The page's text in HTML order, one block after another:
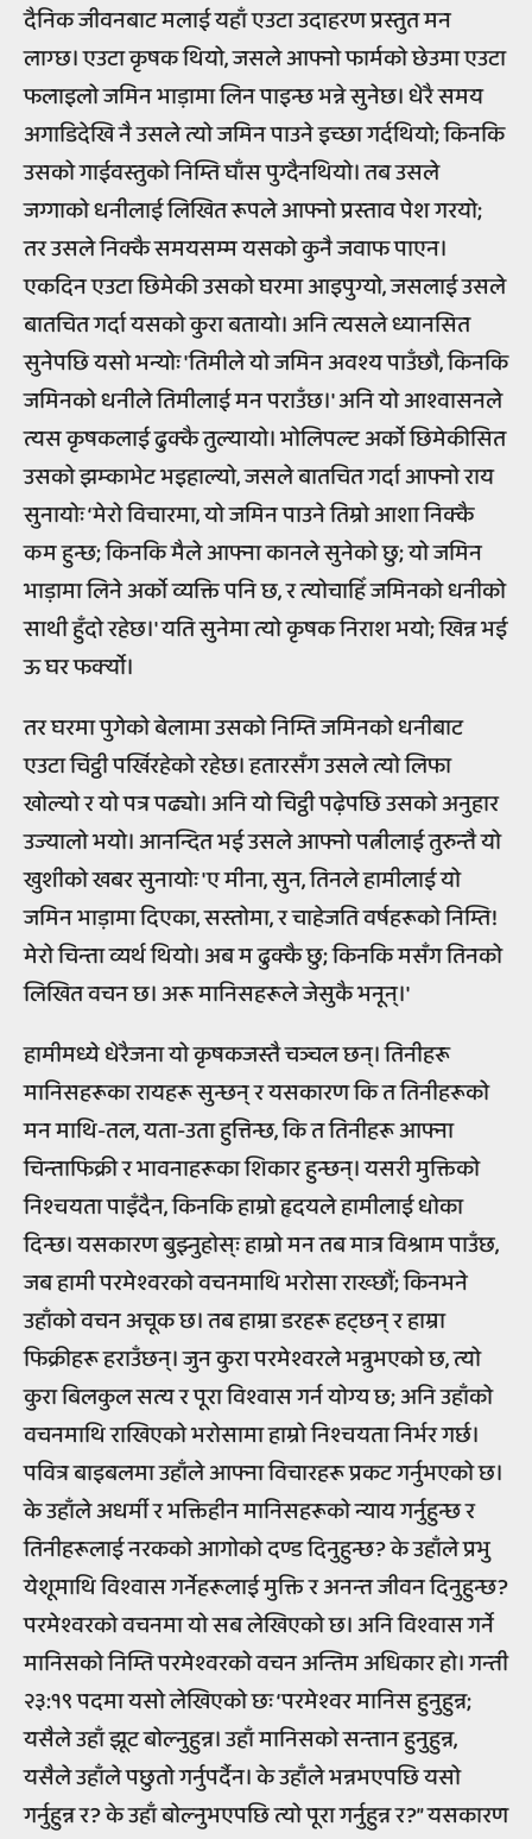
दैनिक जीवनबाट मलाई यहाँ एउटा उदाहरण प्रस्तुत मन
लाग्छ। एउटा कृषक थियो, जसले आफ्नो फार्मको छेउमा एउटा
फलाइलो जमिन भाड़ामा लिन पाइन्छ भन्ने सुनेछ। धेरै समय
अगाडिदेखि नै उसले त्यो जमिन पाउने इच्छा गर्दथियो; किनकि
उसको गाईवस्तुको निम्ति घाँस पुग्दैनथियो। तब उसले
जग्गाको धनीलाई लिखित रूपले आफ्नो प्रस्ताव पेश गरयो;
तर उसले निक्कै समयसम्म यसको कुनै जवाफ पाएन।
एकदिन एउटा छिमेकी उसको घरमा आइपुग्यो, जसलाई उसले
बातचित गर्दा यसको कुरा बतायो। अनि त्यसले ध्यानसित
सुनेपछि यसो भन्योः 'तिमीले यो जमिन अवश्य पाउँछौ, किनकि
जमिनको धनीले तिमीलाई मन पराउँछ।' अनि यो आश्वासनले
त्यस कृषकलाई ढुक्कै तुल्यायो। भोलिपल्ट अर्को छिमेकीसित
उसको झम्काभेट भइहाल्यो, जसले बातचित गर्दा आफ्नो राय
सुनायोः ‘मेरो विचारमा, यो जमिन पाउने तिम्रो आशा निक्कै
कम हुन्छ; किनकि मैले आफ्ना कानले सुनेको छु; यो जमिन
भाड़ामा लिने अर्को व्यक्ति पनि छ, र त्योचाहिँ जमिनको धनीको
साथी हुँदो रहेछ।' यति सुनेमा त्यो कृषक निराश भयो; खिन्न भई
ऊ घर फर्क्‍यो।
तर घरमा पुगेको बेलामा उसको निम्ति जमिनको धनीबाट
एउटा चिट्ठी पर्खिरहेको रहेछ। हतारसँग उसले त्यो लिफा
खोल्यो र यो पत्र पढ्यो। अनि यो चिट्ठी पढ़ेपछि उसको अनुहार
उज्यालो भयो। आनन्दित भई उसले आफ्नो पत्नीलाई तुरुन्तै यो
खुशीको खबर सुनायोः 'ए मीना, सुन, तिनले हामीलाई यो
जमिन भाड़ामा दिएका, सस्तोमा, र चाहेजति वर्षहरूको निम्ति!
मेरो चिन्ता व्यर्थ थियो। अब म ढुक्कै छु; किनकि मसँग तिनको
लिखित वचन छ। अरू मानिसहरूले जेसुकै भनून्।'
हामीमध्ये धेरैजना यो कृषकजस्तै चञ्चल छन्। तिनीहरू
मानिसहरूका रायहरू सुन्छन् र यसकारण कि त तिनीहरूको
मन माथि-तल, यता-उता हुत्तिन्छ, कि त तिनीहरू आफ्ना
चिन्ताफिक्री र भावनाहरूका शिकार हुन्छन्। यसरी मुक्तिको
निश्चयता पाइँदैन, किनकि हाम्रो हृदयले हामीलाई धोका
दिन्छ। यसकारण बुझ्नुहोस्ः हाम्रो मन तब मात्र विश्राम पाउँछ,
जब हामी परमेश्वरको वचनमाथि भरोसा राख्छौं; किनभने
उहाँको वचन अचूक छ। तब हाम्रा डरहरू हट्छन् र हाम्रा
फिक्रीहरू हराउँछन्। जुन कुरा परमेश्वरले भन्नुभएको छ, त्यो
कुरा बिलकुल सत्य र पूरा विश्वास गर्न योग्य छ; अनि उहाँको
वचनमाथि राखिएको भरोसामा हाम्रो निश्चयता निर्भर गर्छ।
पवित्र बाइबलमा उहाँले आफ्ना विचारहरू प्रकट गर्नुभएको छ।
के उहाँले अधर्मी र भक्तिहीन मानिसहरूको न्याय गर्नुहुन्छ र
तिनीहरूलाई नरकको आगोको दण्ड दिनुहुन्छ? के उहाँले प्रभु
येशूमाथि विश्वास गर्नेहरूलाई मुक्ति र अनन्त जीवन दिनुहुन्छ?
परमेश्वरको वचनमा यो सब लेखिएको छ। अनि विश्वास गर्ने
मानिसको निम्ति परमेश्वरको वचन अन्तिम अधिकार हो। गन्ती
२३:१९ पदमा यसो लेखिएको छः ‘परमेश्वर मानिस हुनुहुन्न;
यसैले उहाँ झूट बोल्नुहुन्न। उहाँ मानिसको सन्तान हुनुहुन्न,
यसैले उहाँले पछुतो गर्नुपर्दैन। के उहाँले भन्नभएपछि यसो
गर्नुहुन्न र? के उहाँ बोल्नुभएपछि त्यो पूरा गर्नुहुन्न र?” यसकारण